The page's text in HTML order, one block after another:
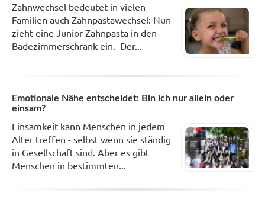
Zahnwechsel bedeutet in vielen
Familien auch Zahnpastawechsel: Nun
zieht eine Junior-Zahnpasta in den
Badezimmerschrank ein. Der...
Emotionale Nähe entscheidet: Bin ich nur allein oder
einsam?
Einsamkeit kann Menschen in jedem
Alter treffen - selbst wenn sie ständig
in Gesellschaft sind. Aber es gibt
Menschen in bestimmten...